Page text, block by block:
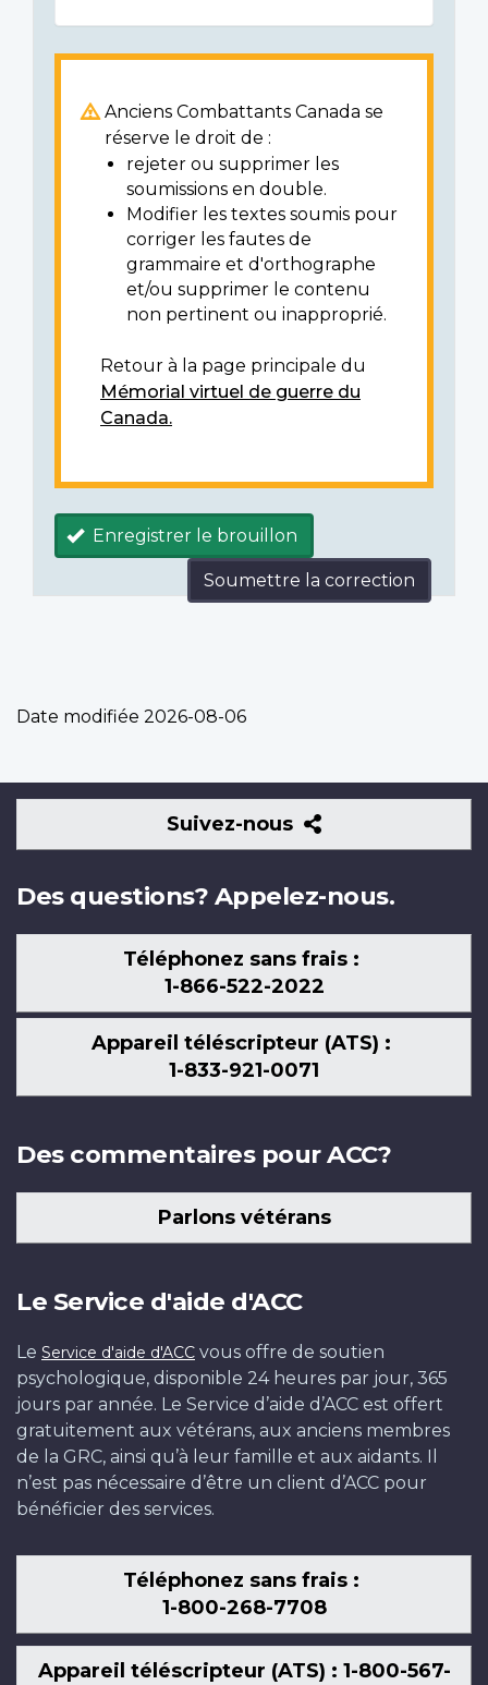
Anciens Combattants Canada se
réserve le droit de :
rejeter ou supprimer les
soumissions en double.
Modifier les textes soumis pour
corriger les fautes de
grammaire et d'orthographe
et/ou supprimer le contenu
non pertinent ou inapproprié.
Retour à la page principale du
Mémorial virtuel de guerre du
Canada.
Enregistrer le brouillon
Soumettre la correction
Date modifiée 2026-08-06
Suivez-nous
Suivez-
nous
Des questions? Appelez-nous.
Téléphonez sans frais :
1-866-522-2022
Appareil téléscripteur (ATS) :
1-833-921-0071
Des commentaires pour ACC?
Parlons vétérans
Le Service d'aide d'ACC
Le Service d'aide d'ACC vous offre de soutien
psychologique, disponible 24 heures par jour, 365
jours par année. Le Service d’aide d’ACC est offert
gratuitement aux vétérans, aux anciens membres
de la GRC, ainsi qu’à leur famille et aux aidants. Il
n’est pas nécessaire d’être un client d’ACC pour
bénéficier des services.
Téléphonez sans frais :
1-800-268-7708
Appareil téléscripteur (ATS) : 1-800-567-